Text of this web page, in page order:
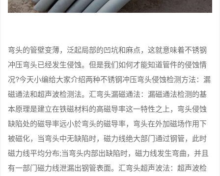
弯头的管壁变薄，泛起局部的凹坑和麻点，这就意味着不锈钢
冲压弯头已经发生侵蚀。但是我们如何才能知道管件的侵蚀情
况?今天小编给大家介绍两种不锈钢冲压弯头侵蚀检测方法：漏
磁通法和超声波检测法。汇弯头漏磁通法：漏磁通法检测的基
本原理是建立在铁磁材料的高磁导率这一特性之上，弯头侵蚀
缺陷处的磁导率远小於弯头的磁导率，弯头在外加磁场作用下
被磁化，当弯头中无缺陷时，磁力线绝大部门通过钢管，此时
磁力线平均分布;当弯头内部出缺陷时，磁力线发生弯曲，并且
有一部门磁力线泄漏出钢管表面。汇弯头超声波法：超声波检